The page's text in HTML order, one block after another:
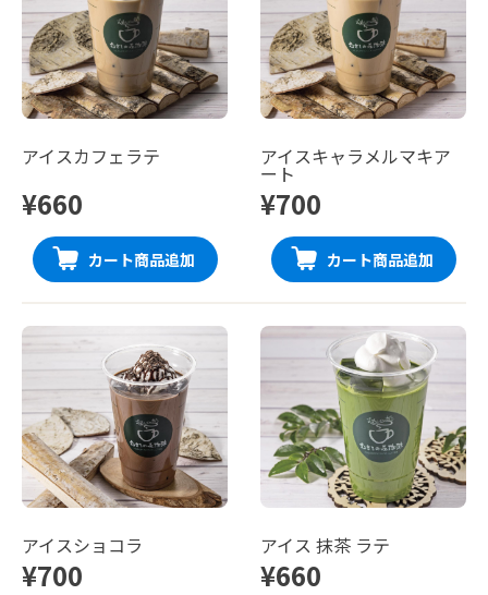
アイスカフェラテ
¥660
カート商品追加
アイスキャラメルマキア
ート
¥700
カート商品追加
アイスショコラ
¥700
アイス 抹茶 ラテ
¥660